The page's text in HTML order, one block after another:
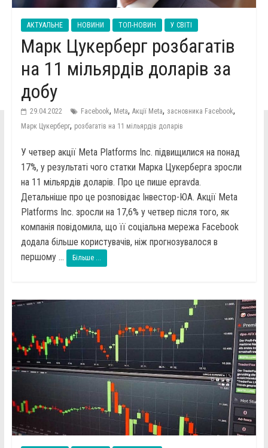
АКТУАЛЬНЕ НОВИНИ ТОП-НОВИН У СВІТІ
Марк Цукерберг розбагатів
на 11 мільярдів доларів за
добу
29.04.2022 Facebook, Meta, Акції Meta, засновника Facebook,
Марк Цукерберг, розбагатів на 11 мільярдів доларів
У четвер акції Meta Platforms Inc. підвищилися на понад
17%, у результаті чого статки Марка Цукерберга зросли
на 11 мільярдів доларів. Про це пише epravda.
Детальніше про це розповідає Інвестор-ЮА. Акції Meta
Platforms Inc. зросли на 17,6% у четвер після того, як
компанія повідомила, що її соціальна мережа Facebook
додала більше користувачів, ніж прогнозувалося в
першому ...
Більше ...